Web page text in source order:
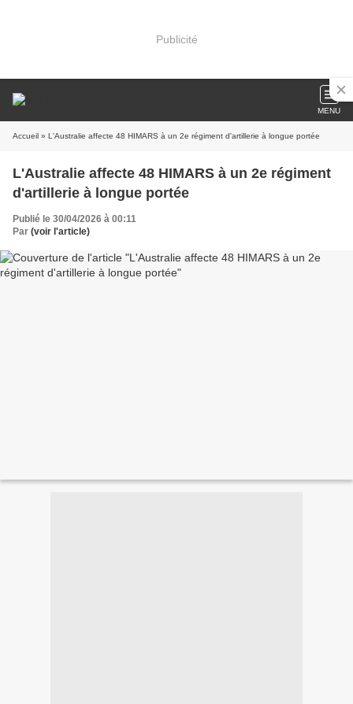
Publicité
MENU
Accueil » L'Australie affecte 48 HIMARS à un 2e régiment d'artillerie à longue portée
L'Australie affecte 48 HIMARS à un 2e régiment
d'artillerie à longue portée
Publié le 30/04/2026 à 00:11
Par (voir l'article)